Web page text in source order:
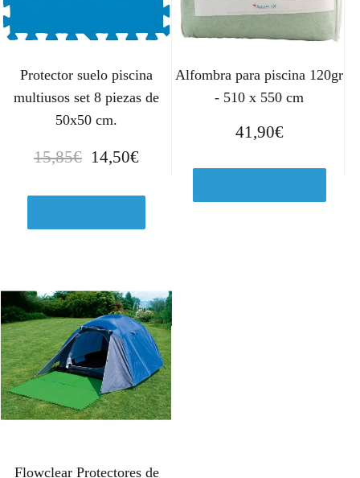
Protector suelo piscina
multiusos set 8 piezas de
50x50 cm.
15,85€ E
p
e
o
o
r
i
g
i
n
14,50€
p
e
o
a
c
t
u
a
l
Alfombra para piscina 120gr
- 510 x 550 cm
41,90€
Flowclear Protectores de